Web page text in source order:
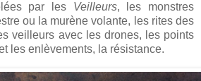
par les Veilleurs, les monstres
ou la murène volante, les rites des
veilleurs avec les drones, les points
les enlèvements, la résistance.